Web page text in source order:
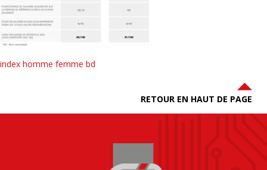
index homme femme bd
RETOUR EN HAUT DE PAGE